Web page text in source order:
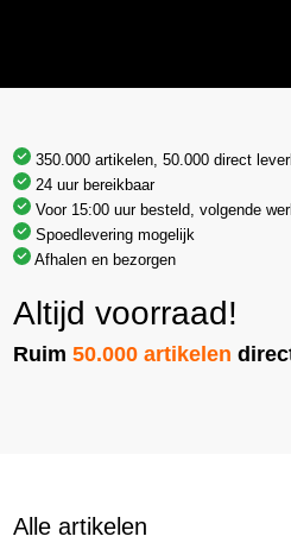
350.000 artikelen, 50.000 direct
24 uur bereikbaar
Voor 15:00 uur besteld, volgende
Spoedlevering mogelijk
Afhalen en bezorgen
Altijd voorraad!
Ruim50.000 artikelen
Alle artikelen